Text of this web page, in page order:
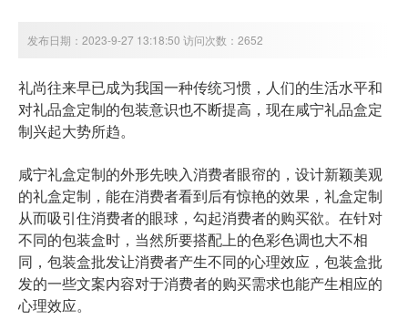
发布日期：2023-9-27 13:18:50 访问次数：2652
礼尚往来早已成为我国一种传统习惯，人们的生活水平和
对礼品盒定制的包装意识也不断提高，现在咸宁礼品盒定
制兴起大势所趋。
咸宁礼盒定制的外形先映入消费者眼帘的，设计新颖美观
的礼盒定制，能在消费者看到后有惊艳的效果，礼盒定制
从而吸引住消费者的眼球，勾起消费者的购买欲。 在针对
不同的包装盒时，当然所要搭配上的色彩色调也大不相
同，包装盒批发让消费者产生不同的心理效应，包装盒批
发的一些文案内容对于消费者的购买需求也能产生相应的
心理效应。